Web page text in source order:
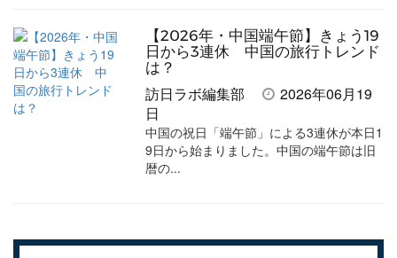
【2026年・中国端午節】きょう19
日から3連休 中国の旅行トレンド
は？
訪日ラボ編集部
2026年06月19
日
中国の祝日「端午節」による3連休が本日1
9日から始まりました。中国の端午節は旧
暦の...